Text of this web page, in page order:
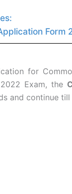
Form
for
Exam, the
and continue till